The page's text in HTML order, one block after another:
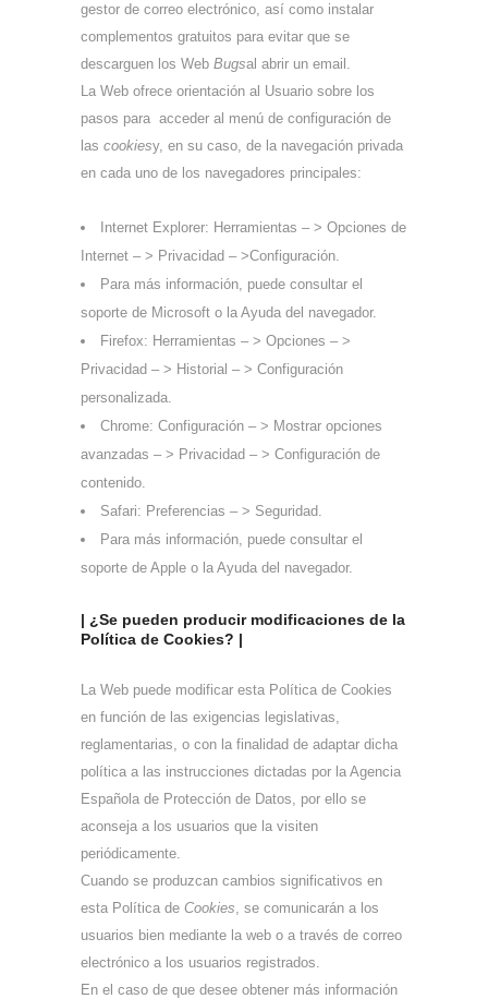
gestor de correo electrónico, así como instalar
complementos gratuitos para evitar que se
descarguen los Web Bugsal abrir un email.
La Web ofrece orientación al Usuario sobre los
pasos para acceder al menú de configuración de
las cookiesy, en su caso, de la navegación privada
en cada uno de los navegadores principales:
Internet Explorer: Herramientas – > Opciones de
Internet – > Privacidad – >Configuración.
Para más información, puede consultar el
soporte de Microsoft o la Ayuda del navegador.
Firefox: Herramientas – > Opciones – >
Privacidad – > Historial – > Configuración
personalizada.
Chrome: Configuración – > Mostrar opciones
avanzadas – > Privacidad – > Configuración de
contenido.
Safari: Preferencias – > Seguridad.
Para más información, puede consultar el
soporte de Apple o la Ayuda del navegador.
| ¿Se pueden producir modificaciones de la
Política de Cookies? |
La Web puede modificar esta Política de Cookies
en función de las exigencias legislativas,
reglamentarias, o con la finalidad de adaptar dicha
política a las instrucciones dictadas por la Agencia
Española de Protección de Datos, por ello se
aconseja a los usuarios que la visiten
periódicamente.
Cuando se produzcan cambios significativos en
esta Política de Cookies, se comunicarán a los
usuarios bien mediante la web o a través de correo
electrónico a los usuarios registrados.
En el caso de que desee obtener más información